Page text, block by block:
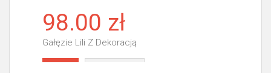
98.00 zł
Gałęzie Lili Z Dekoracją